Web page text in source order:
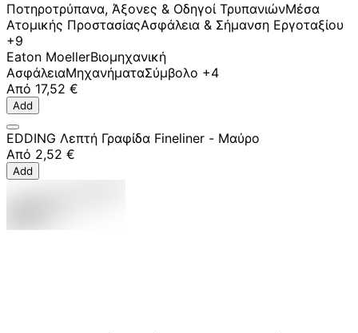
Ποτηροτρύπανα, Άξονες & Οδηγοί ΤρυπανιώνΜέσα
Ατομικής ΠροστασίαςΑσφάλεια & Σήμανση Εργοταξίου
+9
Eaton MoellerΒιομηχανική
ΑσφάλειαΜηχανήματαΣύμβολο +4
Από 17,52 €
Add
EDDING Λεπτή Γραφίδα Fineliner - Μαύρο
Από 2,52 €
Add